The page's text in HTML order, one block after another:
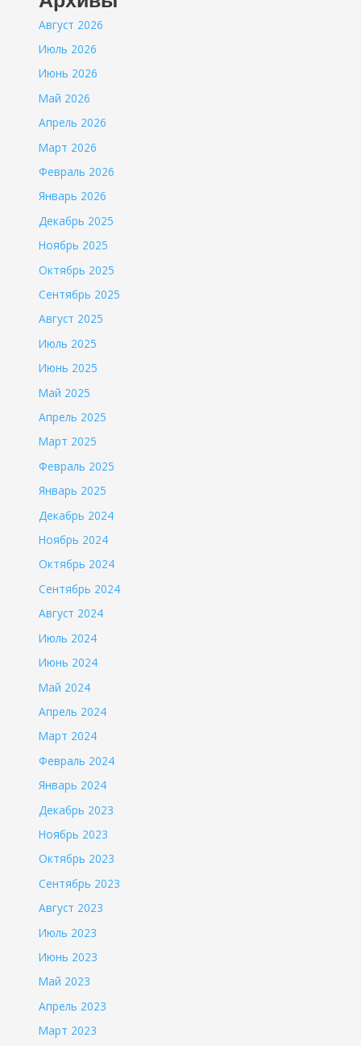
Август 2026
Июль 2026
Июнь 2026
Май 2026
Апрель 2026
Март 2026
Февраль 2026
Январь 2026
Декабрь 2025
Ноябрь 2025
Октябрь 2025
Сентябрь 2025
Август 2025
Июль 2025
Июнь 2025
Май 2025
Апрель 2025
Март 2025
Февраль 2025
Январь 2025
Декабрь 2024
Ноябрь 2024
Октябрь 2024
Сентябрь 2024
Август 2024
Июль 2024
Июнь 2024
Май 2024
Апрель 2024
Март 2024
Февраль 2024
Январь 2024
Декабрь 2023
Ноябрь 2023
Октябрь 2023
Сентябрь 2023
Август 2023
Июль 2023
Июнь 2023
Май 2023
Апрель 2023
Март 2023